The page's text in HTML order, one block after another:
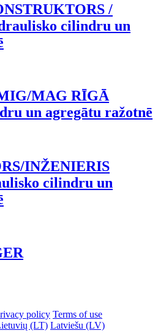
/
cilindru un
MAG RĪGĀ
un agregātu ražotnē
INŽENIERIS
cilindru un
policy Terms of use
(LT) Latviešu (LV)